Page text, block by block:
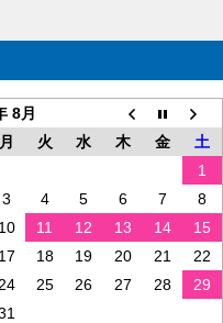
8月
月 火 水 木 金
土
1
3 4 5 6 7
8
10 11 12 13 14
15
17 18 19 20 21
22
24 25 26 27 28
29